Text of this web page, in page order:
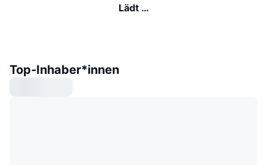
Lädt …
Top-Inhaber*innen